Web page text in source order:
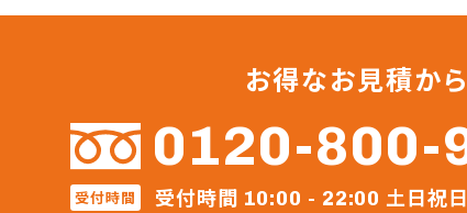
横
河
株
株
株
株
お得なお見積か
0120-800-
受付時間 受付時間 10:00 - 22:00 土日祝